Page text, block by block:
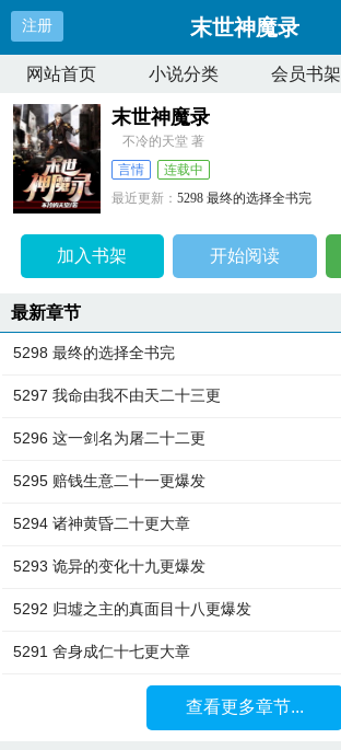
注册 末世神魔录
网站首页 小说分类 会员书架
末世神魔录
不冷的天堂 著
言情
连载中
最近更新：5298 最终的选择全书完
加入书架 开始阅读
最新章节
5298 最终的选择全书完
5297 我命由我不由天二十三更
5296 这一剑名为屠二十二更
5295 赔钱生意二十一更爆发
5294 诸神黄昏二十更大章
5293 诡异的变化十九更爆发
5292 归墟之主的真面目十八更爆发
5291 舍身成仁十七更大章
查看更多章节...